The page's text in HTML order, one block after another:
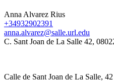
Anna Alvarez Rius
+34932902391
anna.alvarez@salle.url.edu
C. Sant Joan de La Salle 42,
Calle de Sant Joan de La Salle, 42